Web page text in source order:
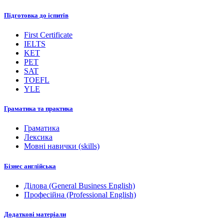
Підготовка до іспитів
First Certificate
IELTS
KET
PET
SAT
TOEFL
YLE
Граматика та практика
Граматика
Лексика
Мовні навички (skills)
Бізнес англійська
Ділова (General Business English)
Професійна (Professional English)
Додаткові матеріали